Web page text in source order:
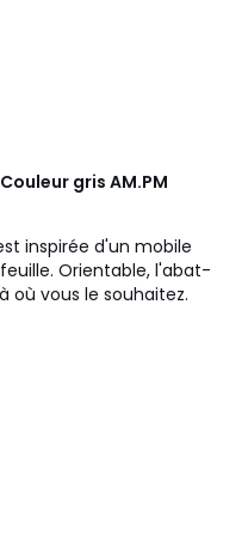
gris AM.PM
inspirée d'un mobile
Orientable, l'abat-
où vous le souhaitez.
(non fournie)
des classes